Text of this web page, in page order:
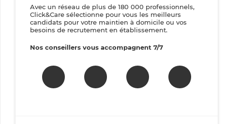
Avec un réseau de plus de 180 000 professionnels,
Click&Care sélectionne pour vous les meilleurs
candidats pour votre maintien à domicile ou vos
besoins de recrutement en établissement.
Nos conseillers vous accompagnent 7/7